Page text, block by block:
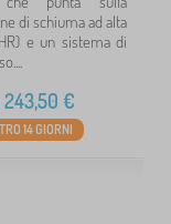
di schiuma ad alta
e un sistema di
243,50 €
14 GIORNI